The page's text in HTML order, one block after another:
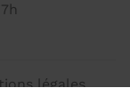
légales